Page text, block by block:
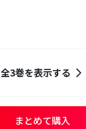
全3巻を表示する
まとめて購入